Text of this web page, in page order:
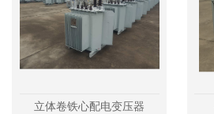
立体卷铁心配电变压器